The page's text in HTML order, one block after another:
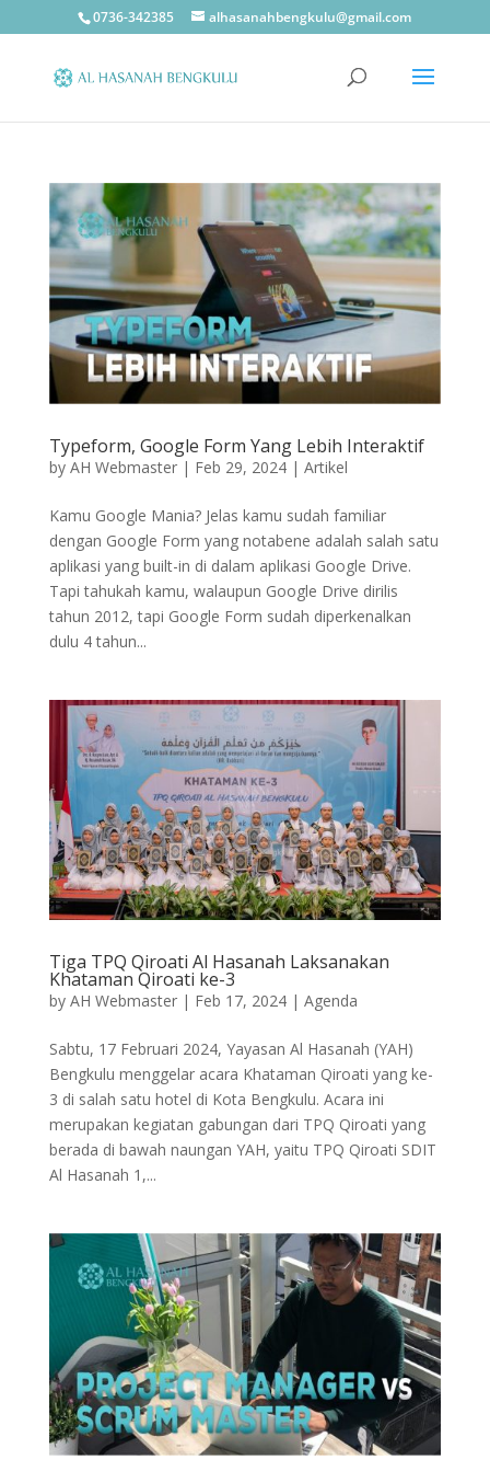
0736-342385 alhasanahbengkulu@gmail.com
Typeform, Google Form Yang Lebih Interaktif
by AH Webmaster| Feb 29, 2024| Artikel
Kamu Google Mania? Jelas kamu sudah familiar
dengan Google Form yang notabene adalah salah satu
aplikasi yang built-in di dalam aplikasi Google Drive.
Tapi tahukah kamu, walaupun Google Drive dirilis
tahun 2012, tapi Google Form sudah diperkenalkan
dulu 4 tahun...
Tiga TPQ Qiroati Al Hasanah Laksanakan
Khataman Qiroati ke-3
by AH Webmaster| Feb 17, 2024| Agenda
Sabtu, 17 Februari 2024, Yayasan Al Hasanah (YAH)
Bengkulu menggelar acara Khataman Qiroati yang ke-
3 di salah satu hotel di Kota Bengkulu. Acara ini
merupakan kegiatan gabungan dari TPQ Qiroati yang
berada di bawah naungan YAH, yaitu TPQ Qiroati SDIT
Al Hasanah 1,...